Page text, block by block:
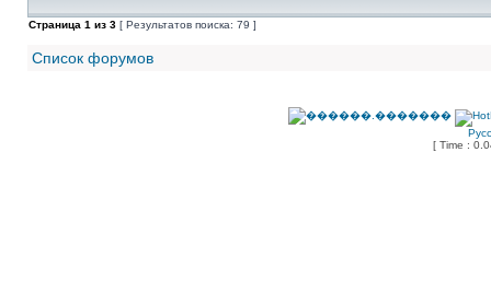
Страница 1 из 3 [ Результатов поиска: 79 ]
Список форумов
[ Time :